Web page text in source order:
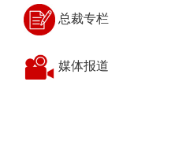
总裁专栏
媒体报道